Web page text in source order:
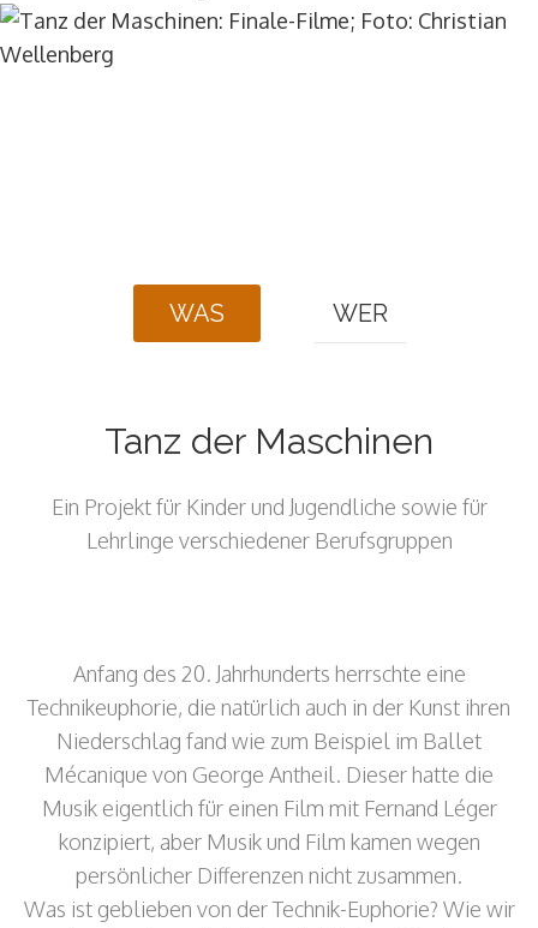
WAS WER
Tanz der Maschinen
Ein Projekt für Kinder und Jugendliche sowie für
Lehrlinge verschiedener Berufsgruppen
Anfang des 20. Jahrhunderts herrschte eine
Technikeuphorie, die natürlich auch in der Kunst ihren
Niederschlag fand wie zum Beispiel im Ballet
Mécanique von George Antheil. Dieser hatte die
Musik eigentlich für einen Film mit Fernand Léger
konzipiert, aber Musik und Film kamen wegen
persönlicher Differenzen nicht zusammen.
Was ist geblieben von der Technik-Euphorie? Wie wir